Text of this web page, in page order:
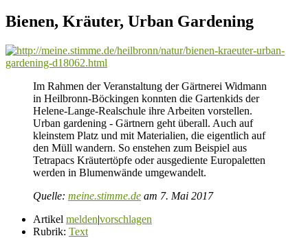
Bienen, Kräuter, Urban Gardening
Im Rahmen der Veranstaltung der Gärtnerei Widmann
in Heilbronn-Böckingen konnten die Gartenkids der
Helene-Lange-Realschule ihre Arbeiten vorstellen.
Urban gardening - Gärtnern geht überall. Auch auf
kleinstem Platz und mit Materialien, die eigentlich auf
den Müll wandern. So enstehen zum Beispiel aus
Tetrapacs Kräutertöpfe oder ausgediente Europaletten
werden in Blumenwände umgewandelt.
Quelle: meine.stimme.de am 7. Mai 2017
Artikel melden|vorschlagen
Rubrik: Text